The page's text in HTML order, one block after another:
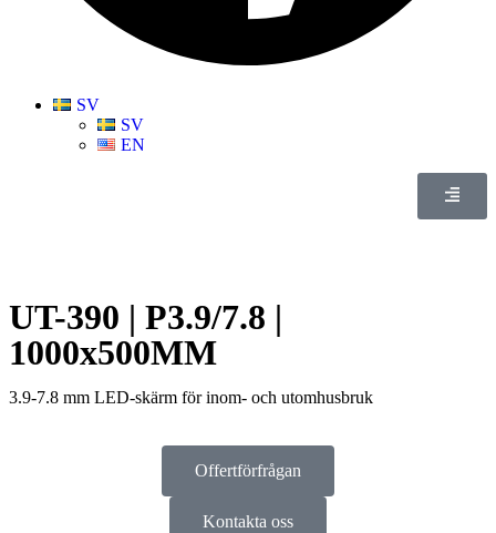
SV
SV
EN
UT-390 | P3.9/7.8 |
1000x500MM
3.9-7.8 mm LED-skärm för inom- och utomhusbruk
Offertförfrågan
Kontakta oss